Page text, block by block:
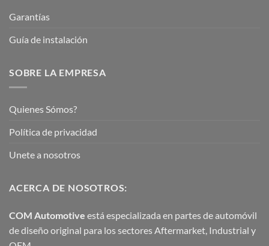
Garantías
Guía de instalación
SOBRE LA EMPRESA
Quienes Sómos?
Política de privacidad
Unete a nosotros
ACERCA DE NOSOTROS:
COM Automotive está especializada en partes de automóvil
de diseño original para los sectores Aftermarket, Industrial y